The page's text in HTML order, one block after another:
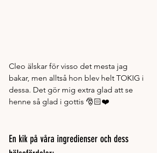
Cleo älskar för visso det mesta jag
bakar, men alltså hon blev helt TOKIG i
dessa. Det gör mig extra glad att se
henne så glad i gottis 🎅🏻❤️
En kik på våra ingredienser och dess